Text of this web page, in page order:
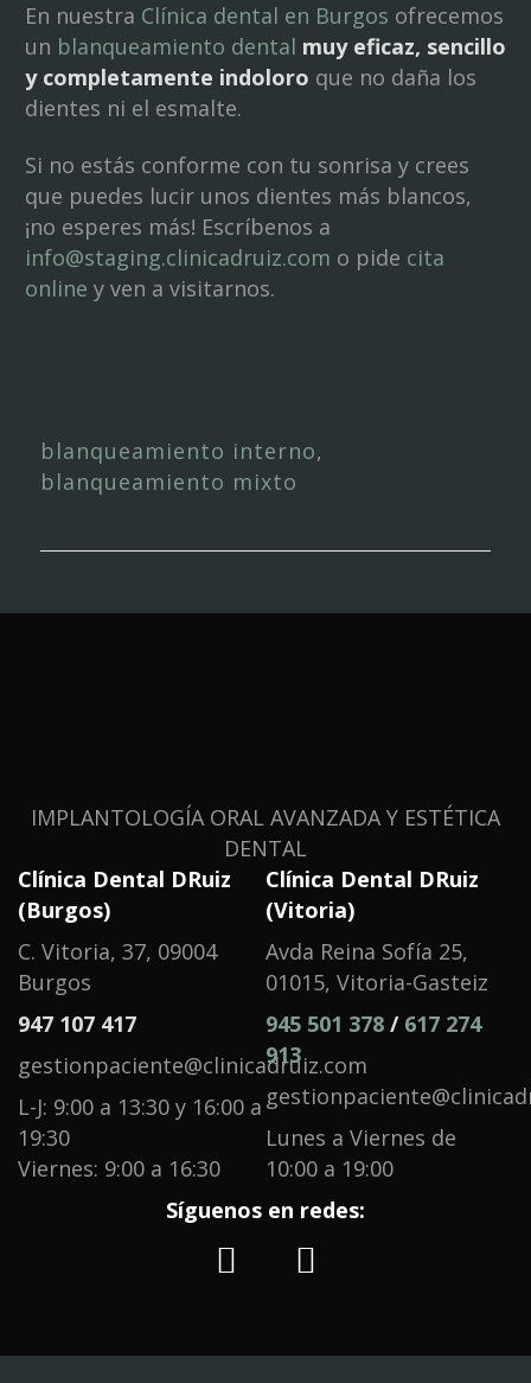
En nuestra Clínica dental en Burgos ofrecemos
un blanqueamiento dental muy eficaz, sencillo
y completamente indoloro que no daña los
dientes ni el esmalte.
Si no estás conforme con tu sonrisa y crees
que puedes lucir unos dientes más blancos,
¡no esperes más! Escríbenos a
info@staging.clinicadruiz.com o pide cita
online y ven a visitarnos.
blanqueamiento interno,
blanqueamiento mixto
IMPLANTOLOGÍA ORAL AVANZADA Y ESTÉTICA
DENTAL
Clínica Dental DRuiz
(Burgos)
C. Vitoria, 37, 09004
Burgos
947 107 417
gestionpaciente@clinicadruiz.com
L-J: 9:00 a 13:30 y 16:00 a
19:30
Viernes: 9:00 a 16:30
Clínica Dental DRuiz
(Vitoria)
Avda Reina Sofía 25,
01015, Vitoria-Gasteiz
945 501 378 / 617 274
913
Lunes a Viernes de
10:00 a 19:00
Síguenos en redes: